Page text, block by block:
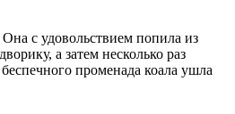
с удовольствием попила из
а затем несколько раз
променада коала ушла